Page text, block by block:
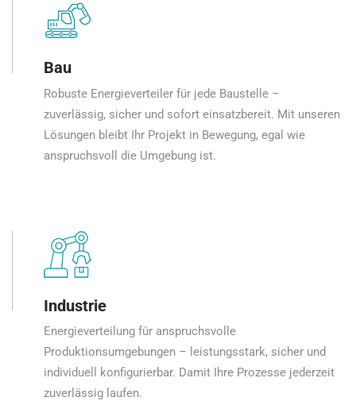
Bau
Robuste Energieverteiler für jede Baustelle –
zuverlässig, sicher und sofort einsatzbereit. Mit unseren
Lösungen bleibt Ihr Projekt in Bewegung, egal wie
anspruchsvoll die Umgebung ist.
Industrie
Energieverteilung für anspruchsvolle
Produktionsumgebungen – leistungsstark, sicher und
individuell konfigurierbar. Damit Ihre Prozesse jederzeit
zuverlässig laufen.